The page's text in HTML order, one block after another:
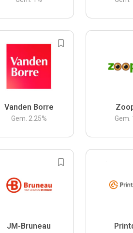
Vanden Borre
Gem. 2.25% Gem.
JM-Bruneau